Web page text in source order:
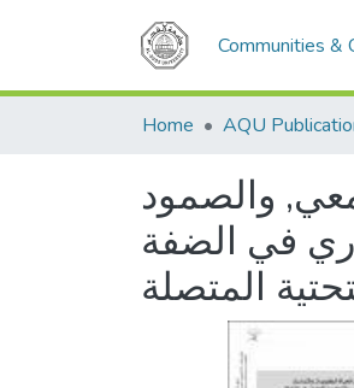
Communities &
Home AQU
والصمود
في الضفة